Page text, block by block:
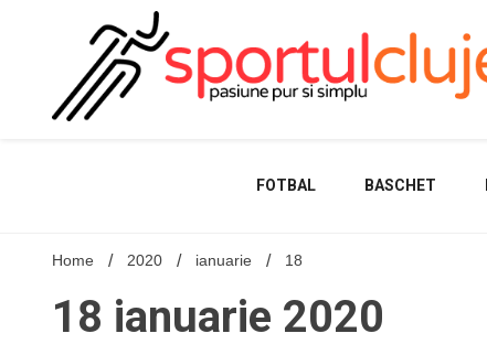
FOTBAL BASCHET
Home 2020 ianuarie 18
18 ianuarie 2020